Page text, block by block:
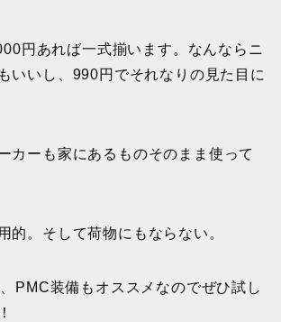
円あれば一式揃います。なんならニ
いいし、990円でそれなりの見た目に
カーも家にあるものそのまま使って
的。そして荷物にもならない。
PMC装備もオススメなのでぜひ試し